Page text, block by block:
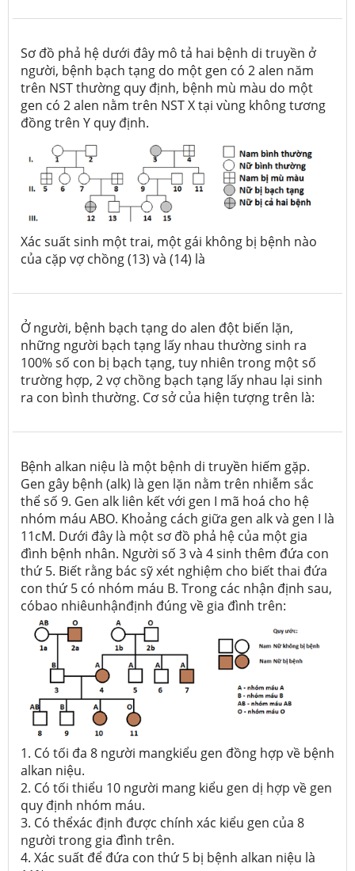
Sơ đồ phả hệ dưới đây mô tả hai bệnh di truyền ở
người, bệnh bạch tạng do một gen có 2 alen năm
trên NST thường quy định, bệnh mù màu do một
gen có 2 alen nằm trên NST X tại vùng không tương
đồng trên Y quy định.
Xác suất sinh một trai, một gái không bị bệnh nào
của cặp vợ chồng (13) và (14) là
Ở người, bệnh bạch tạng do alen đột biến lặn,
những người bạch tạng lấy nhau thường sinh ra
100% số con bị bạch tạng, tuy nhiên trong một số
trường hợp, 2 vợ chồng bạch tạng lấy nhau lại sinh
ra con bình thường. Cơ sở của hiện tượng trên là:
Bệnh alkan niệu là một bệnh di truyền hiếm gặp.
Gen gây bệnh (alk) là gen lặn nằm trên nhiễm sắc
thể số 9. Gen alk liên kết với gen I mã hoá cho hệ
nhóm máu ABO. Khoảng cách giữa gen alk và gen I là
11cM. Dưới đây là một sơ đồ phả hệ của một gia
đình bệnh nhân. Người số 3 và 4 sinh thêm đứa con
thứ 5. Biết rằng bác sỹ xét nghiệm cho biết thai đứa
con thứ 5 có nhóm máu B. Trong các nhận định sau,
cóbao nhiêunhậnđịnh đúng về gia đình trên:
1. Có tối đa 8 người mangkiểu gen đồng hợp về bệnh
alkan niệu.
2. Có tối thiểu 10 người mang kiểu gen dị hợp về gen
quy định nhóm máu.
3. Có thểxác định được chính xác kiểu gen của 8
người trong gia đình trên.
4. Xác suất để đứa con thứ 5 bị bệnh alkan niệu là